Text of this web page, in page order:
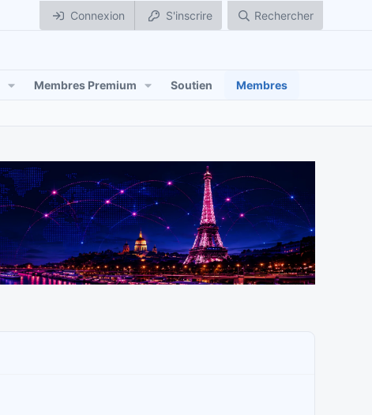
Connexion S'inscrire Rechercher
Membres Premium Soutien Membres